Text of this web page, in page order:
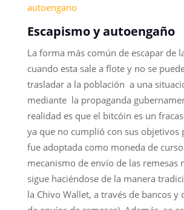
autoengano
Escapismo y autoengaño
La forma más común de escapar de
cuando esta sale a flote y no se
trasladar a la población a una
mediante la propaganda
realidad es que el bitcóin es un
ya que no cumplió con sus objetivos
fue adoptada como moneda de
mecanismo de envío de las remesas
sigue haciéndose de la manera
la Chivo Wallet, a través de bancos y